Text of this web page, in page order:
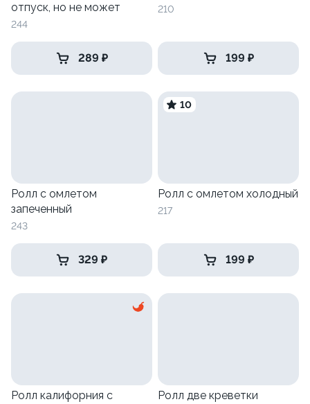
отпуск, но не может
244
289 ₽
210
199 ₽
Ролл с омлетом
запеченный
243
329 ₽
10
Ролл с омлетом холодный
217
199 ₽
Ролл калифорния с
Ролл две креветки